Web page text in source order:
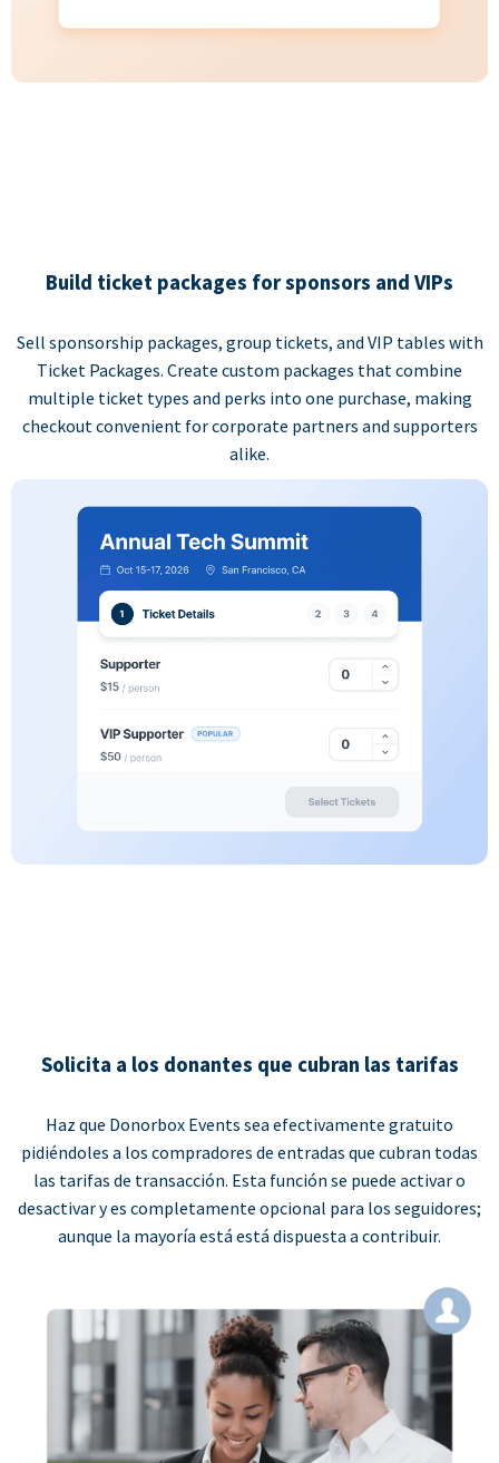
Build ticket packages for sponsors and VIPs
Sell sponsorship packages, group tickets, and VIP tables with
Ticket Packages. Create custom packages that combine
multiple ticket types and perks into one purchase, making
checkout convenient for corporate partners and supporters
alike.
Solicita a los donantes que cubran las tarifas
Haz que Donorbox Events sea efectivamente gratuito
pidiéndoles a los compradores de entradas que cubran todas
las tarifas de transacción. Esta función se puede activar o
desactivar y es completamente opcional para los seguidores;
aunque la mayoría está está dispuesta a contribuir.